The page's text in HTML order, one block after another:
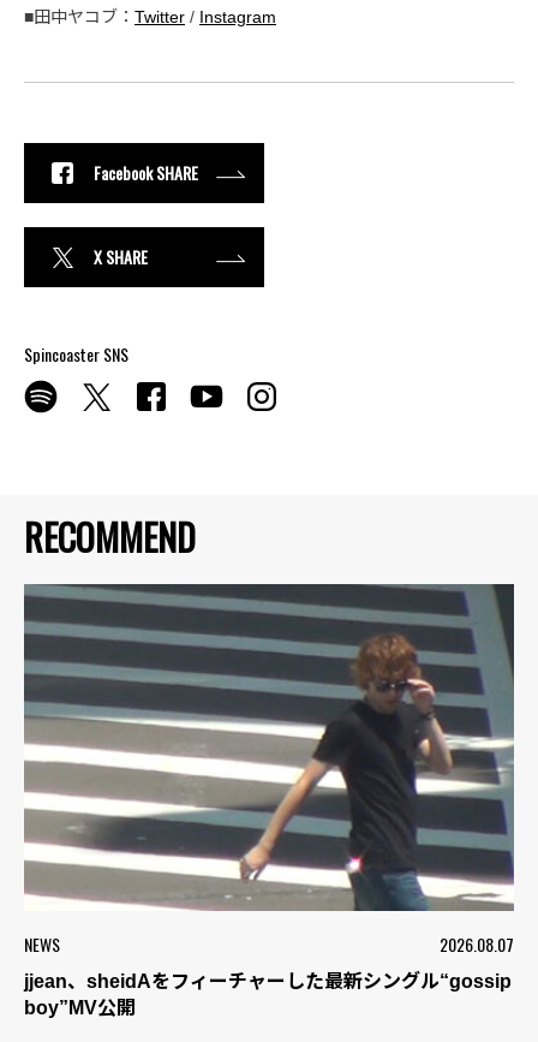
RECOMMEND
NEWS 2026.08.07
jjean、sheidAをフィーチャーした最新シングル“gossip
boy”MV公開
■田中ヤコブ： Twitter / Instagram
Facebook SHARE
X SHARE
Spincoaster SNS